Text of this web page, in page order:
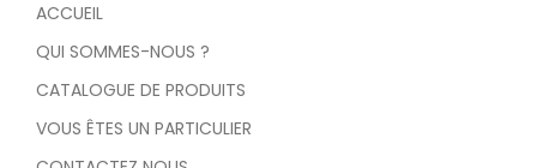
ACCUEIL
QUI SOMMES-NOUS ?
CATALOGUE DE PRODUITS
VOUS ÊTES UN PARTICULIER